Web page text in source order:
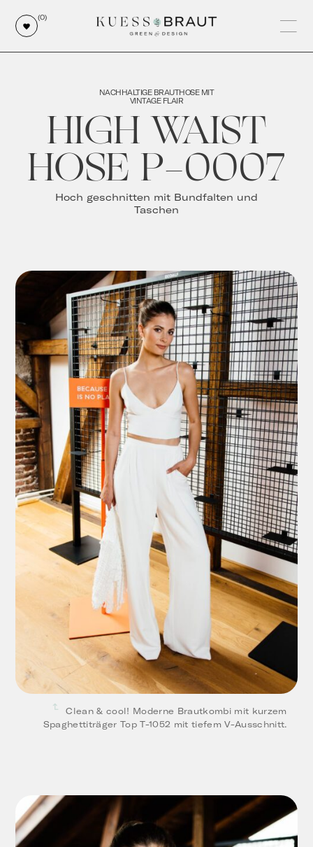
(0)
NACHHALTIGE BRAUTHOSE MIT
VINTAGE FLAIR
HIGH WAIST
HOSE P-0007
Hoch geschnitten mit Bundfalten und
Taschen
Clean & cool! Moderne Brautkombi mit kurzem
Spaghettiträger Top T-1052 mit tiefem V-Ausschnitt.